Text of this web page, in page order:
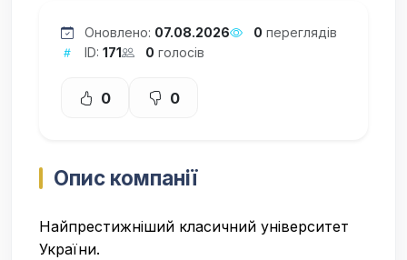
Оновлено: 07.08.2026 0 переглядів
ID: 171 0 голосів
0 0
Опис компанії
Найпрестижніший класичний університет
України.